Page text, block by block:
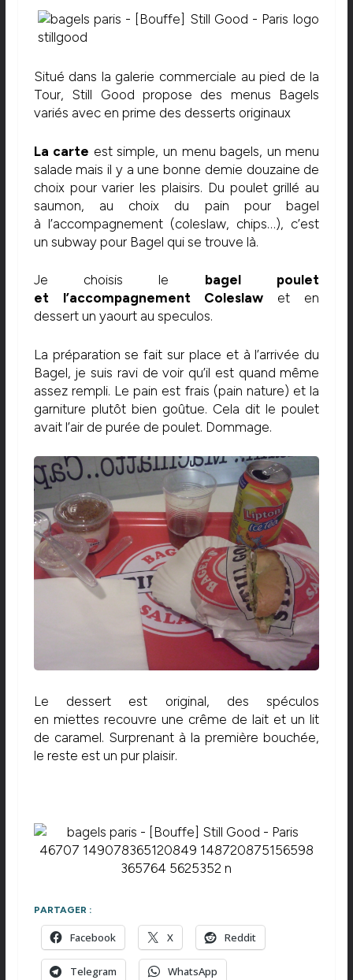
Situé dans la galerie commerciale au pied de la
Tour, Still Good propose des menus Bagels
variés avec en prime des desserts originaux
La carte est simple, un menu bagels, un menu
salade mais il y a une bonne demie douzaine de
choix pour varier les plaisirs. Du poulet grillé au
saumon, au choix du pain pour bagel
à l’accompagnement (coleslaw, chips…), c’est
un subway pour Bagel qui se trouve là.
Je choisis le bagel poulet
et l’accompagnement Coleslaw et en
dessert un yaourt au speculos.
La préparation se fait sur place et à l’arrivée du
Bagel, je suis ravi de voir qu’il est quand même
assez rempli. Le pain est frais (pain nature) et la
garniture plutôt bien goûtue. Cela dit le poulet
avait l’air de purée de poulet. Dommage.
Le dessert est original, des spéculos
en miettes recouvre une crême de lait et un lit
de caramel. Surprenant à la première bouchée,
le reste est un pur plaisir.
PARTAGER :
Facebook X Reddit
Telegram WhatsApp